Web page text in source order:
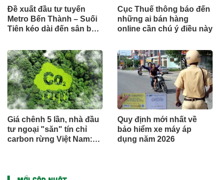
Đề xuất đầu tư tuyến
Metro Bến Thành – Suối
Tiên kéo dài đến sân bay
thức công trình cấp bách
Cục Thuế thông báo đến
những ai bán hàng
online cần chú ý điều này
Giá chênh 5 lần, nhà đầu
tư ngoại "săn" tín chỉ
carbon rừng Việt Nam:
Quy định mới nhất về
bảo hiểm xe máy áp
dụng năm 2026